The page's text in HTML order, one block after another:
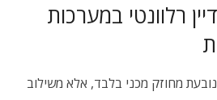
רלוונטי במערכות
מחוזק מכני בלבד, אלא משילוב